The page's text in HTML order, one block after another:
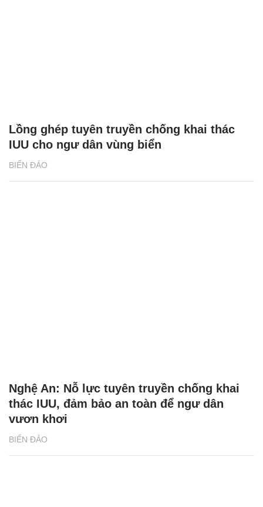
BIỂN ĐẢO
Lồng ghép tuyên truyền chống khai thác
IUU cho ngư dân vùng biển
BIỂN ĐẢO
Nghệ An: Nỗ lực tuyên truyền chống khai
thác IUU, đảm bảo an toàn để ngư dân
vươn khơi